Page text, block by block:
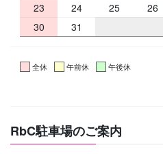
23
24 25 26
30
31
全休 午前休
午後休
RbC駐車場のご案内